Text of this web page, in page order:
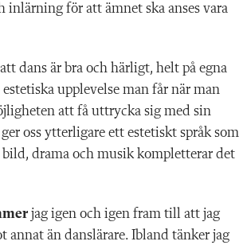
inlärning för att ämnet ska anses vara
att dans är bra och härligt, helt på egna
estetiska upplevelse man får när man
att få uttrycka sig med sin
oss ytter­ligare ett estetiskt språk som
drama och musik kompletterar det
jag igen och igen fram till att jag
annat än dans­lärare. Ibland tänker jag